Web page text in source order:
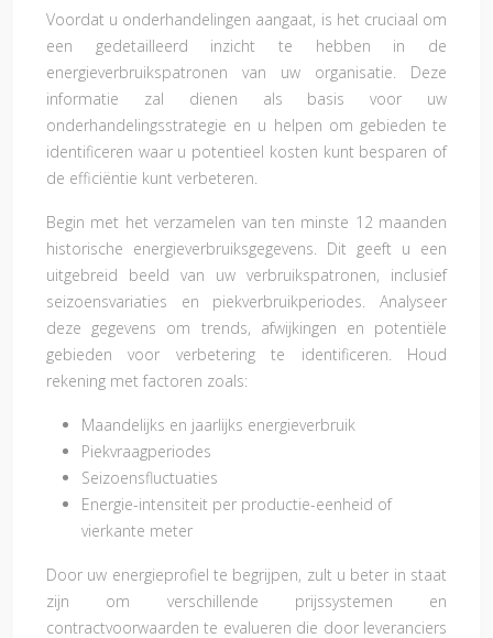
Voordat u onderhandelingen aangaat, is het cruciaal om
een gedetailleerd inzicht te hebben in de
energieverbruikspatronen van uw organisatie. Deze
informatie zal dienen als basis voor uw
onderhandelingsstrategie en u helpen om gebieden te
identificeren waar u potentieel kosten kunt besparen of
de efficiëntie kunt verbeteren.
Begin met het verzamelen van ten minste 12 maanden
historische energieverbruiksgegevens. Dit geeft u een
uitgebreid beeld van uw verbruikspatronen, inclusief
seizoensvariaties en piekverbruikperiodes. Analyseer
deze gegevens om trends, afwijkingen en potentiële
gebieden voor verbetering te identificeren. Houd
rekening met factoren zoals:
Maandelijks en jaarlijks energieverbruik
Piekvraagperiodes
Seizoensfluctuaties
Energie-intensiteit per productie-eenheid of
vierkante meter
Door uw energieprofiel te begrijpen, zult u beter in staat
zijn om verschillende prijssystemen en
contractvoorwaarden te evalueren die door leveranciers